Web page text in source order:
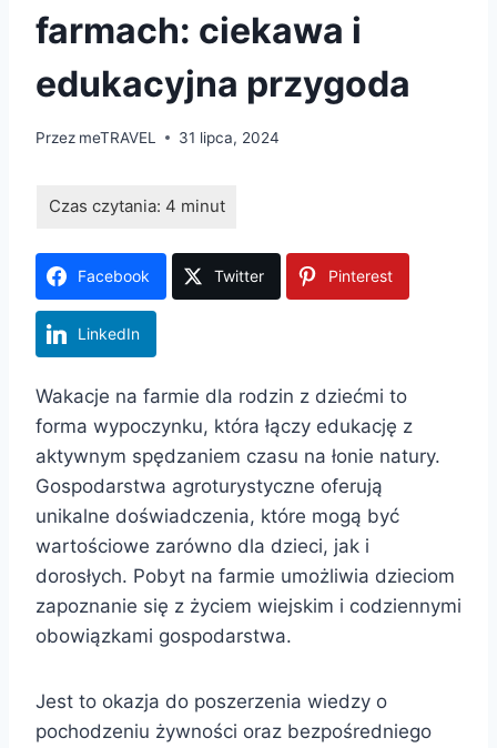
farmach: ciekawa i
edukacyjna przygoda
Przez meTRAVEL 31 lipca, 2024
Facebook Twitter Pinterest
LinkedIn
Wakacje na farmie dla rodzin z dziećmi to
forma wypoczynku, która łączy edukację z
aktywnym spędzaniem czasu na łonie natury.
Gospodarstwa agroturystyczne oferują
unikalne doświadczenia, które mogą być
wartościowe zarówno dla dzieci, jak i
dorosłych. Pobyt na farmie umożliwia dzieciom
zapoznanie się z życiem wiejskim i codziennymi
obowiązkami gospodarstwa.
Jest to okazja do poszerzenia wiedzy o
pochodzeniu żywności oraz bezpośredniego